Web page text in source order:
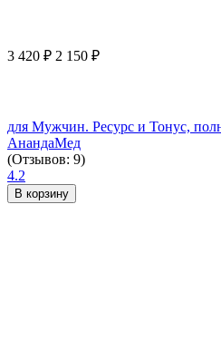
3 420 ₽ 2 150 ₽
для Мужчин. Ресурс и Тонус,
АнандаМед
(Отзывов: 9)
4.2
В корзину